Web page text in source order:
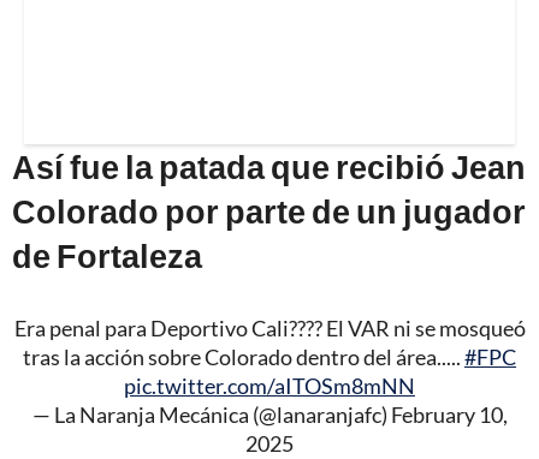
Así fue la patada que recibió Jean
Colorado por parte de un jugador
de Fortaleza
Era penal para Deportivo Cali???? El VAR ni se mosqueó
tras la acción sobre Colorado dentro del área.....#FPC
pic.twitter.com/aITOSm8mNN
— La Naranja Mecánica (@lanaranjafc) February 10,
2025